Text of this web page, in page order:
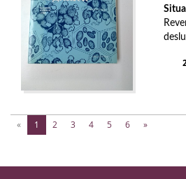
« 1 (current)
2 3 4 5 6 »